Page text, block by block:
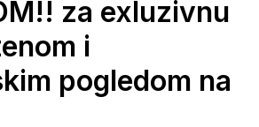
za exluzivnu
i
pogledom na